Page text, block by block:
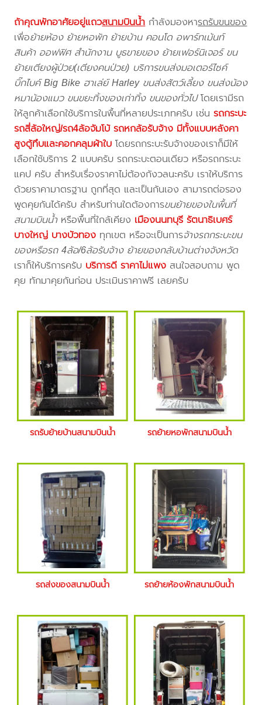
ถ้าคุณพักอาศัยอยู่แถวสนามบินน้ำกำลังมองหารถรับขนของ
เพื่อย้ายห้อง ย้ายหอพัก ย้ายบ้าน คอนโด อพาร์ทเม้นท์
สินค้า ออฟฟิศ สำนักงาน บูธขายของ ย้ายเฟอร์นิเจอร์ ขน
ย้ายเตียงผู้ป่วย(เตียงคนป่วย) บริการขนส่งมอเตอร์ไซค์
บิ๊กไบค์ Big Bike ฮาเล่ย์ Harley ขนส่งสัตว์เลี้ยง ขนส่งน้อง
หมาน้องแมว ขนขยะทิ้งของเก่าทิ้ง ขนของทั่วไปโดยเรามีรถ
ให้ลูกค้าเลือกใช้บริการในพื้นที่หลายประเภทครับ เช่นรถกระบะ
รถสี่ล้อใหญ่/รถ4ล้อจัมโบ้ รถหกล้อรับจ้าง มีทั้งแบบหลังคา
สูงตู้ทึบและคอกคลุมผ้าใบ โดยรถกระบะรับจ้างของเราก็มีให้
เลือกใช้บริการ 2 แบบครับ รถกระบะตอนเดียว หรือรถกระบะ
แคป ครับ สำหรับเรื่องราคาไม่ต้องกังวลนะครับ เราให้บริการ
ด้วยราคามาตรฐาน ถูกที่สุด และเป็นกันเอง สามารถต่อรอง
พูดคุยกันได้ครับ สำหรับท่านใดต้องการขนย้ายของในพื้นที่
สนามบินน้ำหรือพื้นที่ใกล้เคียง เมืองนนทบุรี รัตนาธิเบศร์
บางใหญ่ บางบัวทอง ทุกเขต หรือจะเป็นการจ้างรถกระบะขน
ของหรือรถ 4ล้อ/6ล้อรับจ้าง ย้ายของกลับบ้านต่างจังหวัด
เราก็ให้บริการครับ บริการดี ราคาไม่แพง สนใจสอบถาม พูด
คุย ทักมาคุยกันก่อน ประเมินราคาฟรี เลยครับ
รถรับย้ายบ้านสนามบินน้ำ รถย้ายหอพักสนามบินน้ำ
รถส่งของสนามบินน้ำ รถย้ายห้องพักสนามบินน้ำ